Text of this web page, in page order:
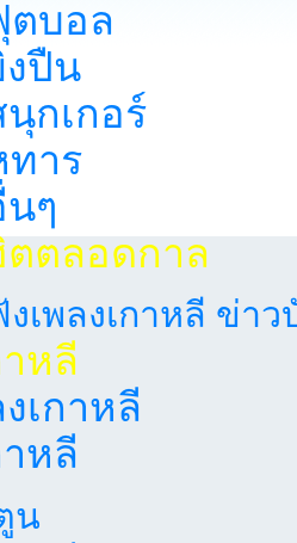
ตบอล
งปืน
กเกอร์
ทาร
ๆ
ตตลอดกาล
เพลงเกาหลี ข่าว
หลี
เกาหลี
หลี
น